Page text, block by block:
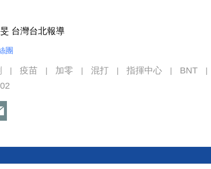
台灣台北報導
團
疫苗 加零 混打 指揮中心 BNT